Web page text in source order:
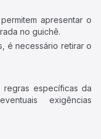
apresentar o
no guichê.
é necessário retirar o
regras específicas da
exigências